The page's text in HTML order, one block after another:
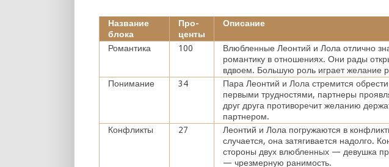
Название
блока
Про-
центы
Описание
Романтика 100
Влюбленные Леонтий и Лола отлично
романтику в отношениях. Они рады
вдвоем. Большую роль играет желание
Понимание
34
Пара Леонтий и Лола стремится
первыми трудностями, партнеры
друг друга противоречит желанию
партнером.
Конфликты
27
Леонтий и Лола погружаются в
случается, она затягивается надолго.
стороны двух влюбленных — девушка
— чрезмерную ранимость.